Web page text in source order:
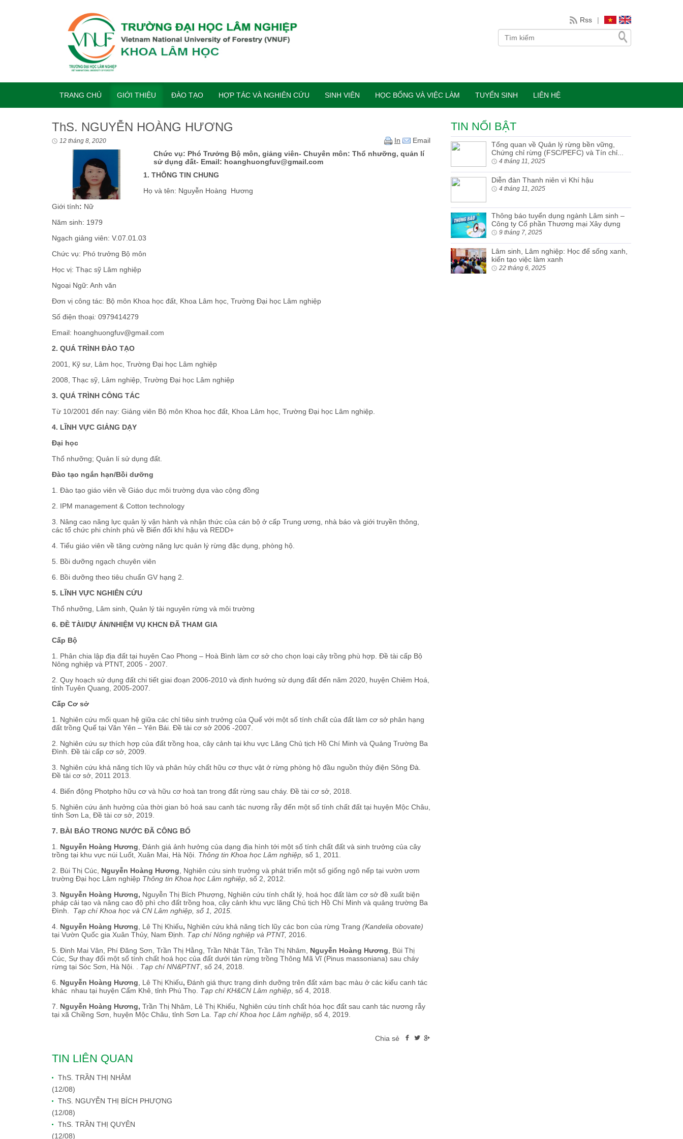
Rss |
TRANG CHỦ GIỚI THIỆU ĐÀO TẠO HỢP TÁC VÀ NGHIÊN CỨU SINH VIÊN HỌC BỔNG VÀ VIỆC LÀM TUYỂN SINH LIÊN HỆ
ThS. NGUYỄN HOÀNG HƯƠNG
12 tháng 8, 2020 In
Email
Chức vụ: Phó Trưởng Bộ môn, giảng viên- Chuyên môn: Thổ nhưỡng, quản lí
sử dụng đất- Email: hoanghuongfuv@gmail.com
1. THÔNG TIN CHUNG
Họ và tên: Nguyễn Hoàng Hương
Giới tính: Nữ
Năm sinh: 1979
Ngạch giảng viên: V.07.01.03
Chức vụ: Phó trưởng Bộ môn
Học vị: Thạc sỹ Lâm nghiệp
Ngoại Ngữ: Anh văn
Đơn vị công tác: Bộ môn Khoa học đất, Khoa Lâm học, Trường Đại học Lâm nghiệp
Số điện thoại: 0979414279
Email: hoanghuongfuv@gmail.com
2. QUÁ TRÌNH ĐÀO TẠO
2001, Kỹ sư, Lâm học, Trường Đại học Lâm nghiệp
2008, Thạc sỹ, Lâm nghiệp, Trường Đại học Lâm nghiệp
3. QUÁ TRÌNH CÔNG TÁC
Từ 10/2001 đến nay: Giảng viên Bộ môn Khoa học đất, Khoa Lâm học, Trường Đại học Lâm nghiệp.
4. LĨNH VỰC GIẢNG DẠY
Đại học
Thổ nhưỡng; Quản lí sử dụng đất.
Đào tạo ngắn hạn/Bồi dưỡng
1. Đào tạo giáo viên về Giáo dục môi trường dựa vào cộng đồng
2. IPM management & Cotton technology
3. Nâng cao năng lực quản lý vận hành và nhận thức của cán bộ ở cấp Trung ương, nhà báo và giới truyền thông,
các tổ chức phi chính phủ về Biến đổi khí hậu và REDD+
4. Tiểu giáo viên về tăng cường năng lực quản lý rừng đặc dụng, phòng hộ.
5. Bồi dưỡng ngạch chuyên viên
6. Bồi dưỡng theo tiêu chuẩn GV hạng 2.
5. LĨNH VỰC NGHIÊN CỨU
Thổ nhưỡng, Lâm sinh, Quản lý tài nguyên rừng và môi trường
6. ĐỀ TÀI/DỰ ÁN/NHIỆM VỤ KHCN ĐÃ THAM GIA
Cấp Bộ
1. Phân chia lập địa đất tại huyên Cao Phong – Hoà Bình làm cơ sở cho chọn loại cây trồng phù hợp. Đề tài cấp Bộ
Nông nghiệp và PTNT, 2005 - 2007.
2. Quy hoạch sử dụng đất chi tiết giai đoạn 2006-2010 và định hướng sử dụng đất đến năm 2020, huyện Chiêm Hoá,
tỉnh Tuyên Quang, 2005-2007.
Cấp Cơ sở
1. Nghiên cứu mối quan hệ giữa các chỉ tiêu sinh trưởng của Quế với một số tính chất của đất làm cơ sở phân hạng
đất trồng Quế tại Văn Yên – Yên Bái. Đề tài cơ sở 2006 -2007.
2. Nghiên cứu sự thích hợp của đất trồng hoa, cây cảnh tại khu vực Lăng Chủ tịch Hồ Chí Minh và Quảng Trường Ba
Đình. Đề tài cấp cơ sở, 2009.
3. Nghiên cứu khả năng tích lũy và phân hủy chất hữu cơ thực vật ở rừng phòng hộ đầu nguồn thủy điện Sông Đà.
Đề tài cơ sở, 2011 2013.
4. Biến động Photpho hữu cơ và hữu cơ hoà tan trong đất rừng sau cháy. Đề tài cơ sở, 2018.
5. Nghiên cứu ảnh hưởng của thời gian bỏ hoá sau canh tác nương rẫy đến một số tính chất đất tại huyện Mộc Châu,
tỉnh Sơn La, Đề tài cơ sở, 2019.
7. BÀI BÁO TRONG NƯỚC ĐÃ CÔNG BỐ
1. Nguyễn Hoàng Hương , Đánh giá ảnh hưởng của dạng địa hình tới một số tính chất đất và sinh trưởng của cây
trồng tại khu vực núi Luốt, Xuân Mai, Hà Nội. Thông tin Khoa học Lâm nghiệp, số 1, 2011.
2. Bùi Thị Cúc, Nguyễn Hoàng Hương , Nghiên cứu sinh trưởng và phát triển một số giống ngô nếp tại vườn ươm
trường Đại học Lâm nghiệp Thông tin Khoa học Lâm nghiệp , số 2, 2012.
3. Nguyễn Hoàng Hương, Nguyễn Thị Bích Phượng, Nghiên cứu tính chất lý, hoá học đất làm cơ sở đề xuất biện
pháp cải tạo và nâng cao độ phì cho đất trồng hoa, cây cảnh khu vực lăng Chủ tịch Hồ Chí Minh và quảng trường Ba
Đình. Tạp chí Khoa học và CN Lâm nghiệp, số 1, 2015.
4. Nguyễn Hoàng Hương , Lê Thị Khiếu, Nghiên cứu khả năng tích lũy các bon của rừng Trang (Kandelia obovate)
tại Vườn Quốc gia Xuân Thủy, Nam Định. Tạp chí Nông nghiệp và PTNT, 2016.
5. Đinh Mai Vân, Phí Đăng Sơn, Trần Thị Hằng, Trần Nhật Tân, Trần Thị Nhâm, Nguyễn Hoàng Hương , Bùi Thị
Cúc, Sự thay đổi một số tính chất hoá học của đất dưới tán rừng trồng Thông Mã Vĩ (Pinus massoniana) sau cháy
rừng tại Sóc Sơn, Hà Nội. . Tạp chí NN&PTNT, số 24, 2018.
6. Nguyễn Hoàng Hương , Lê Thị Khiếu, Đánh giá thực trạng dinh dưỡng trên đất xám bạc màu ở các kiểu canh tác
khác nhau tại huyện Cẩm Khê, tỉnh Phú Thọ. Tạp chí KH&CN Lâm nghiệp , số 4, 2018.
7. Nguyễn Hoàng Hương, Trần Thị Nhâm, Lê Thị Khiếu, Nghiên cứu tính chất hóa học đất sau canh tác nương rẫy
tại xã Chiềng Sơn, huyện Mộc Châu, tỉnh Sơn La. Tạp chí Khoa học Lâm nghiệp , số 4, 2019.
Chia sẻ
TIN LIÊN QUAN
ThS. TRẦN THỊ NHÂM
(12/08)
ThS. NGUYỄN THỊ BÍCH PHƯỢNG
(12/08)
ThS. TRẦN THỊ QUYÊN
(12/08)
TIN NỔI BẬT
Tổng quan về Quản lý rừng bền vững,
Chứng chỉ rừng (FSC/PEFC) và Tín chỉ...
4 tháng 11, 2025
Diễn đàn Thanh niên vì Khí hậu
4 tháng 11, 2025
Thông báo tuyển dụng ngành Lâm sinh –
Công ty Cổ phần Thương mại Xây dựng
9 tháng 7, 2025
Lâm sinh, Lâm nghiệp: Học để sống xanh,
kiến tạo việc làm xanh
22 tháng 6, 2025